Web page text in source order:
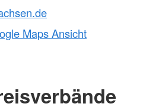
Maps Ansicht